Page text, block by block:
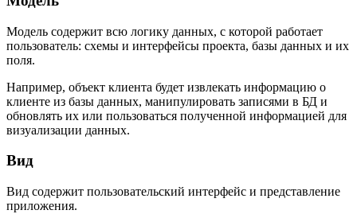
Модель содержит всю логику данных, с которой работает
пользователь: схемы и интерфейсы проекта, базы данных и их
поля.
Например, объект клиента будет извлекать информацию о
клиенте из базы данных, манипулировать записями в БД и
обновлять их или пользоваться полученной информацией для
визуализации данных.
Вид
Вид содержит пользовательский интерфейс и представление
приложения.